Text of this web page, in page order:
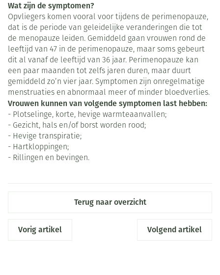
Wat zijn de symptomen?
Opvliegers komen vooral voor tijdens de perimenopauze,
dat is de periode van geleidelijke veranderingen die tot
de menopauze leiden. Gemiddeld gaan vrouwen rond de
leeftijd van 47 in de perimenopauze, maar soms gebeurt
dit al vanaf de leeftijd van 36 jaar. Perimenopauze kan
een paar maanden tot zelfs jaren duren, maar duurt
gemiddeld zo’n vier jaar. Symptomen zijn onregelmatige
menstruaties en abnormaal meer of minder bloedverlies.
Vrouwen kunnen van volgende symptomen last hebben:
- Plotselinge, korte, hevige warmteaanvallen;
- Gezicht, hals en/of borst worden rood;
- Hevige transpiratie;
- Hartkloppingen;
- Rillingen en bevingen.
Terug naar overzicht
Vorig artikel Volgend artikel